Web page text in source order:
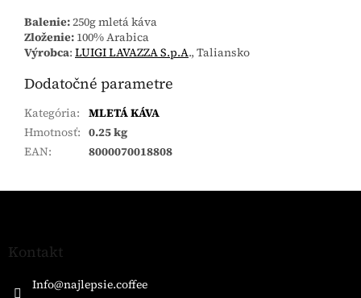
Balenie:250g mletá káva
Zloženie: 100% Arabica
Výrobca: LUIGI LAVAZZA S.p.A., Taliansko
Dodatočné parametre
Kategória: MLETÁ KÁVA
Hmotnosť: 0.25 kg
EAN: 8000070018808
Z
Kontakt
Info@najlepsie.coffee